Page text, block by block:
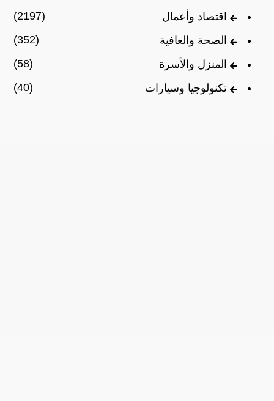
اقتصاد وأعمال
(2197)
الصحة والعافية
(352)
المنزل والأسرة
(58)
تكنولوجيا وسيارات
(40)